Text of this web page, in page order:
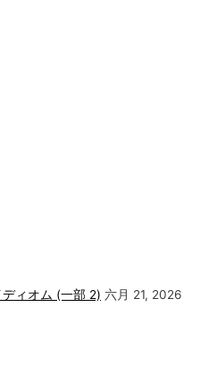
ィオム (一部 2) 六月 21, 2026